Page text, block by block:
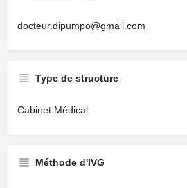
docteur.dipumpo@gmail.com
Type de structure
Cabinet Médical
Méthode d'IVG